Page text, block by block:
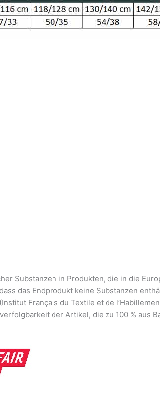
Substanzen in Produkten, die in die
das Endprodukt keine Substanzen
Français du Textile et de
der Artikel, die zu 100 % aus